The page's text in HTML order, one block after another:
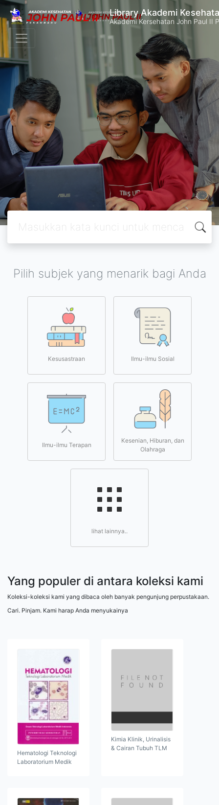
Library Akademi
Akademi Kersehatan John Paul II
Pilih subjek yang menarik bagi Anda
Kesusastraan Ilmu-ilmu Sosial
Ilmu-ilmu Terapan
Kesenian, Hiburan, dan
Olahraga
lihat lainnya..
Yang populer di antara koleksi kami
Koleksi-koleksi kami yang dibaca oleh banyak pengunjung perpustakaan.
Cari. Pinjam. Kami harap Anda menyukainya
Hematologi Teknologi
Laboratorium Medik
Kimia Klinik, Urinalisis
& Cairan Tubuh TLM